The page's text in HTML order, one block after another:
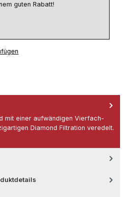
guten Rabatt!
mit einer aufwändigen Vierfach-
Diamond Filtration veredelt.